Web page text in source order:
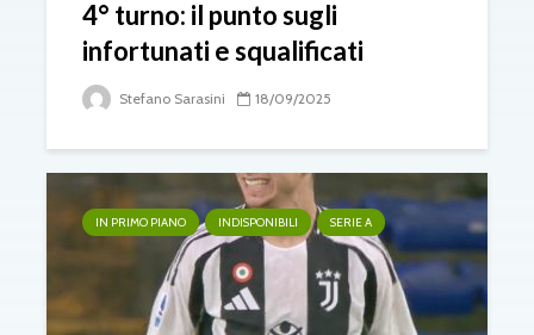
4° turno: il punto sugli
infortunati e squalificati
Stefano Sarasini 18/09/2025
IN PRIMO PIANO INDISPONIBILI SERIE A